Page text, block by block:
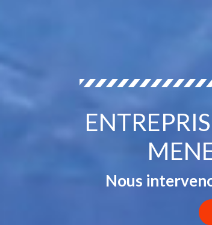
Nous